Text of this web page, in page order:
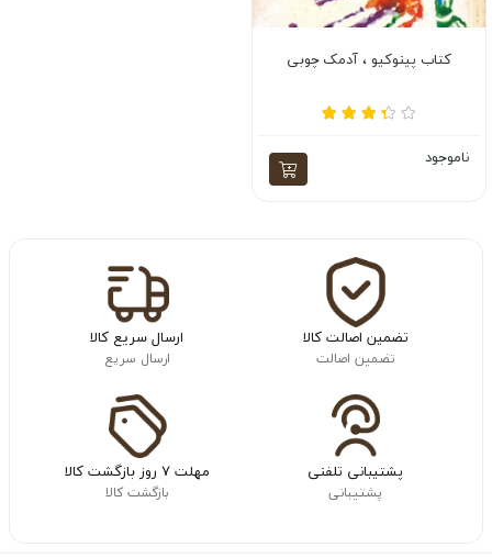
کتاب پینوکیو ، آدمک چوبی
ناموجود
تضمین اصالت کالا
تضمین اصالت
ارسال سریع کالا
ارسال سریع
پشتیبانی تلفنی
پشتیبانی
مهلت ۷ روز بازگشت کالا
بازگشت کالا